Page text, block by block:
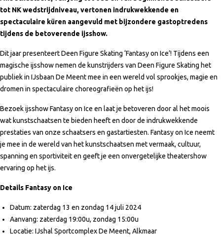
tot NK wedstrijdniveau, vertonen indrukwekkende en
spectaculaire küren aangevuld met bijzondere gastoptredens
tijdens de betoverende ijsshow.
Dit jaar presenteert Deen Figure Skating ‘Fantasy on Ice’! Tijdens een
magische ijsshow nemen de kunstrijders van Deen Figure Skating het
publiek in IJsbaan De Meent mee in een wereld vol sprookjes, magie en
dromen in spectaculaire choreografieën op het ijs!
Bezoek ijsshow Fantasy on Ice en laat je betoveren door al het moois
wat kunstschaatsen te bieden heeft en door de indrukwekkende
prestaties van onze schaatsers en gastartiesten. Fantasy on Ice neemt
je mee in de wereld van het kunstschaatsen met vermaak, cultuur,
spanning en sportiviteit en geeft je een onvergetelijke theatershow
ervaring op het ijs.
Details Fantasy on Ice
Datum: zaterdag 13 en zondag 14 juli 2024
Aanvang: zaterdag 19:00u, zondag 15:00u
Locatie: IJshal Sportcomplex De Meent, Alkmaar